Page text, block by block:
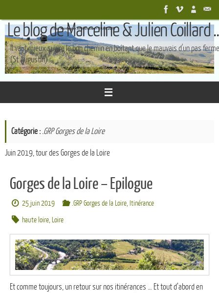
contenu
Le blog de Marceline & Julien Coillard
Il vaut mieux suivre le bon chemin en boîtant que le mauvais d'un pas ferme
(St Augustin)
Catégorie : .GRP Gorges de la Loire
Juin 2019, tour des Gorges de la Loire
Gorges de la Loire – Epilogue
25 juin 2019 .GRP Gorges de la Loire, Itinérance
haute loire, Loire
Et comme toujours, un retour sur nos itinérances … Et tout d’abord en